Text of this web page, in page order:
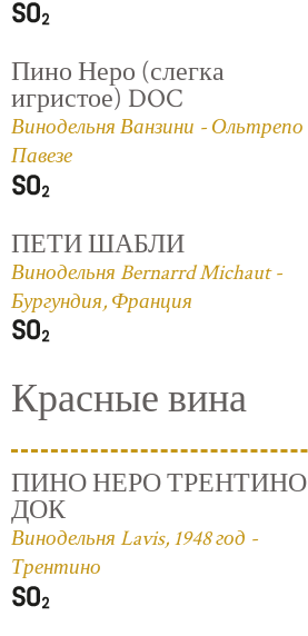
Пино Неро (слегка
игристое) DOC
Винодельня Ванзини - Ольтрепо
Павезе
ПЕТИ ШАБЛИ
Винодельня Bernarrd Michaut -
Бургундия, Франция
Красные вина
ПИНО НЕРО ТРЕНТИНО
ДОК
Винодельня Lavis, 1948 год -
Трентино